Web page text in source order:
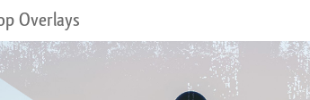
Overlays